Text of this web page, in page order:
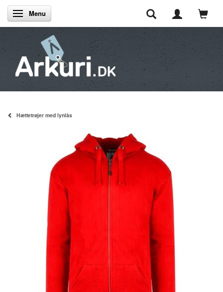
Skifte navigation
Menu
Hættetrøjer med lynlås